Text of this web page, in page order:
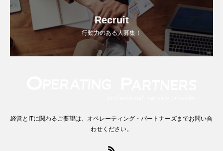
Recruit
行動力のある人募集！
経営とITに関わるご要望は、オペレーティング・パートナーズまでお問い合
わせください。